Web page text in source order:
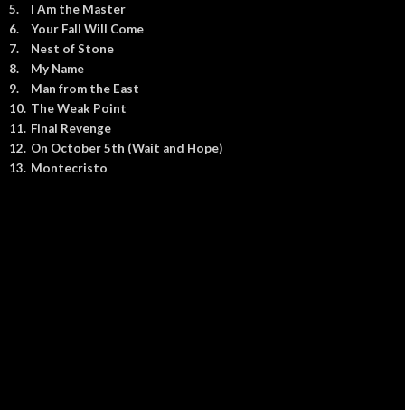
5.
I Am the Master
6.
Your Fall Will Come
7.
Nest of Stone
8.
My Name
9.
Man from the East
10. The Weak Point
11. Final Revenge
12. On October 5th (Wait and Hope)
13. Montecristo